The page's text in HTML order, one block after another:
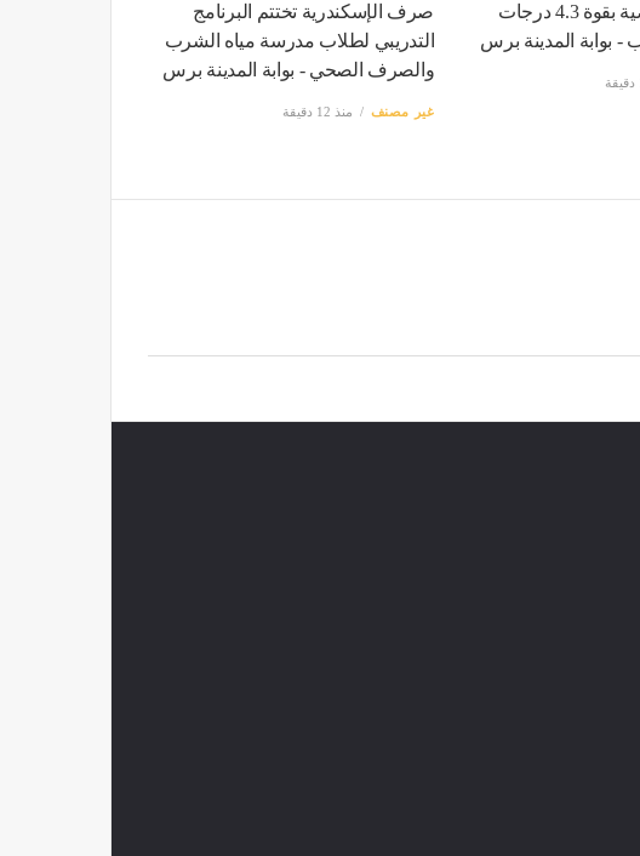
سوريا.. هزة أرضية بقوة 4.3 درجات
بوابة المدينة برس
صرف الإسكندرية تختتم البرنامج
التدريبي لطلاب مدرسة مياه الشرب
والصرف الصحي - بوابة المدينة برس
غير مصنف منذ 12 دقيقة